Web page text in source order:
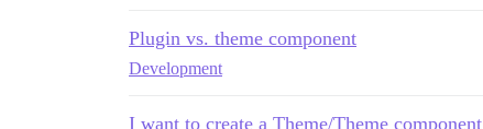
Plugin vs. theme component
Development
I want to create a Theme/Theme